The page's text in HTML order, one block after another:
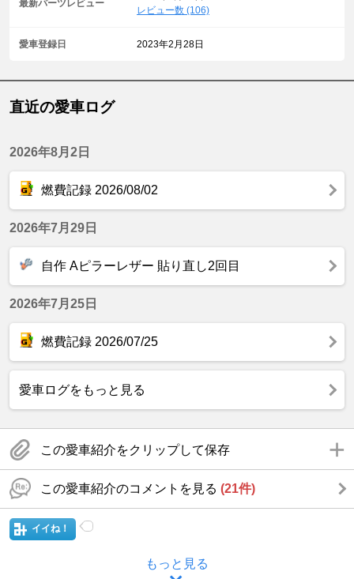
最新パーツレビュー
レビュー数 (106)
愛車登録日 2023年2月28日
直近の愛車ログ
2026年8月2日
燃費記録 2026/08/02
2026年7月29日
自作 Aピラーレザー 貼り直し2回目
2026年7月25日
燃費記録 2026/07/25
愛車ログをもっと見る
この愛車紹介をクリップして保存
この愛車紹介のコメントを見る (21件)
イイね！
もっと見る